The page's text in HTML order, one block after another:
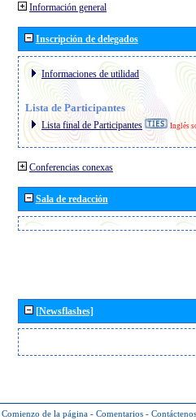
Información general
Inscripción de delegados
Informaciones de utilidad
Lista de Participantes
Lista final de Participantes Inglés
Conferencias conexas
Sala de redacción
[Newsflashes]
Comienzo de la página - Comentarios - Contáctenos